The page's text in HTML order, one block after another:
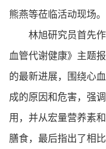
熊燕等莅临活动现场。
林旭研究员首先作
血管代谢健康》主题
的最新进展，围绕心
成的原因和危害，强
用，并从宏量营养素
膳食，最后指出了相